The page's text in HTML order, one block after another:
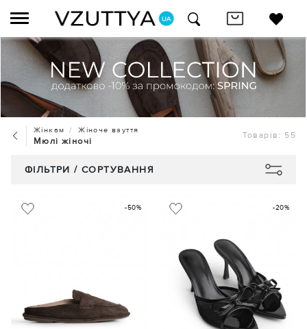
Жінкам Жіноче взуття
Мюлі жіночі
Товарів: 55
ФІЛЬТРИ / СОРТУВАННЯ
-50% -20%